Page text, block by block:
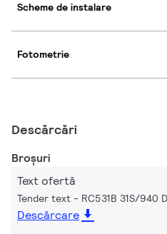
Scheme de instalare
Fotometrie
Descărcări
Broșuri
Text ofertă
Tender text - RC531B 31S/940
Descărcare